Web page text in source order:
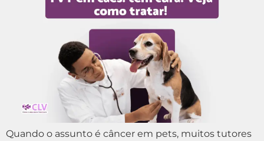
Quando o assunto é câncer em pets, muitos tutores